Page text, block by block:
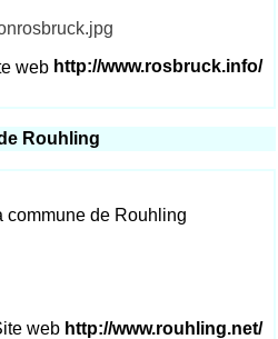
http://www.rosbruck.info/
Rouhling
commune de Rouhling
http://www.rouhling.net/